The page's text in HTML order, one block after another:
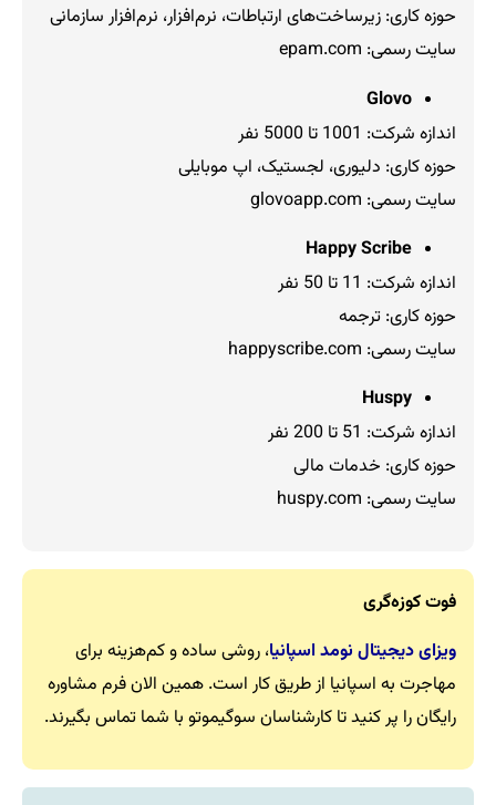
حوزه کاری: زیرساخت‌های ارتباطات، نرم‌افزار، نرم‌افزار سازمانی
سایت رسمی: epam.com
Glovo
اندازه شرکت: 1001 تا 5000 نفر
حوزه کاری: دلیوری، لجستیک، اپ موبایلی
سایت رسمی: glovoapp.com
Happy Scribe
اندازه شرکت: 11 تا 50 نفر
حوزه کاری: ترجمه
سایت رسمی: happyscribe.com
Huspy
اندازه شرکت: 51 تا 200 نفر
حوزه کاری: خدمات مالی
سایت رسمی: huspy.com
فوت کوزه‌گری
ویزای دیجیتال نومد اسپانیا، روشی ساده و کم‌هزینه برای
مهاجرت به اسپانیا از طریق کار است. همین الان فرم مشاوره
رایگان را پر کنید تا کارشناسان سوگیموتو با شما تماس بگیرند.